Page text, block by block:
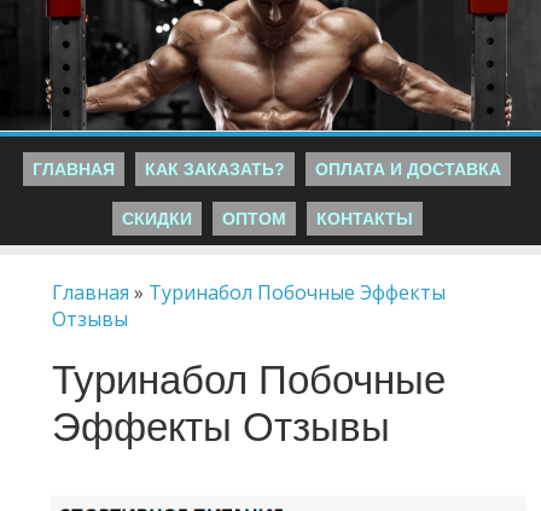
ГЛАВНАЯ КАК ЗАКАЗАТЬ? ОПЛАТА И ДОСТАВКА
СКИДКИ ОПТОМ КОНТАКТЫ
Главная » Туринабол Побочные Эффекты
Отзывы
Туринабол Побочные
Эффекты Отзывы